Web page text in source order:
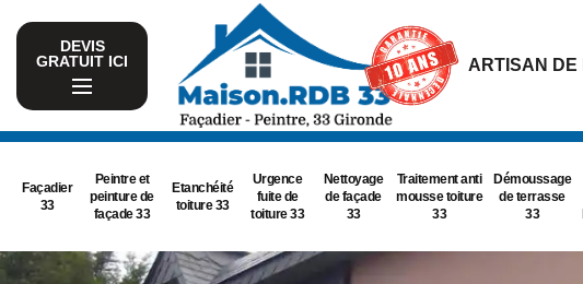
DEVIS
GRATUIT ICI
ARTISAN DE
Façadier
33
Peintre et
peinture de
façade 33
Etanchéité
toiture 33
Urgence
fuite de
toiture 33
Nettoyage
de façade
33
Traitement anti
mousse toiture
33
Démoussage
de terrasse
33